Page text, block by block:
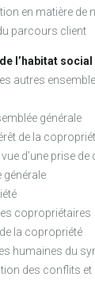
en matière de
parcours client
l’habitat social
autres
générale
de la
d’une prise de
générale
copropriétaires
la copropriété
humaines du
des conflits et